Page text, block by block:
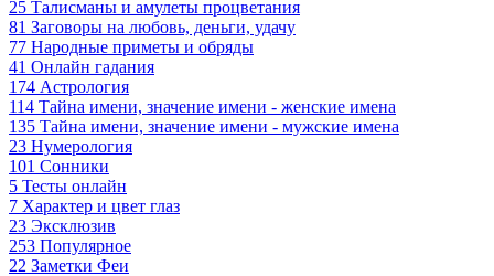
25 Талисманы и амулеты процветания
81 Заговоры на любовь, деньги, удачу
77 Народные приметы и обряды
41 Онлайн гадания
174 Астрология
114 Тайна имени, значение имени - женские имена
135 Тайна имени, значение имени - мужские имена
23 Нумерология
101 Сонники
5 Тесты онлайн
7 Характер и цвет глаз
23 Эксклюзив
253 Популярное
22 Заметки Феи